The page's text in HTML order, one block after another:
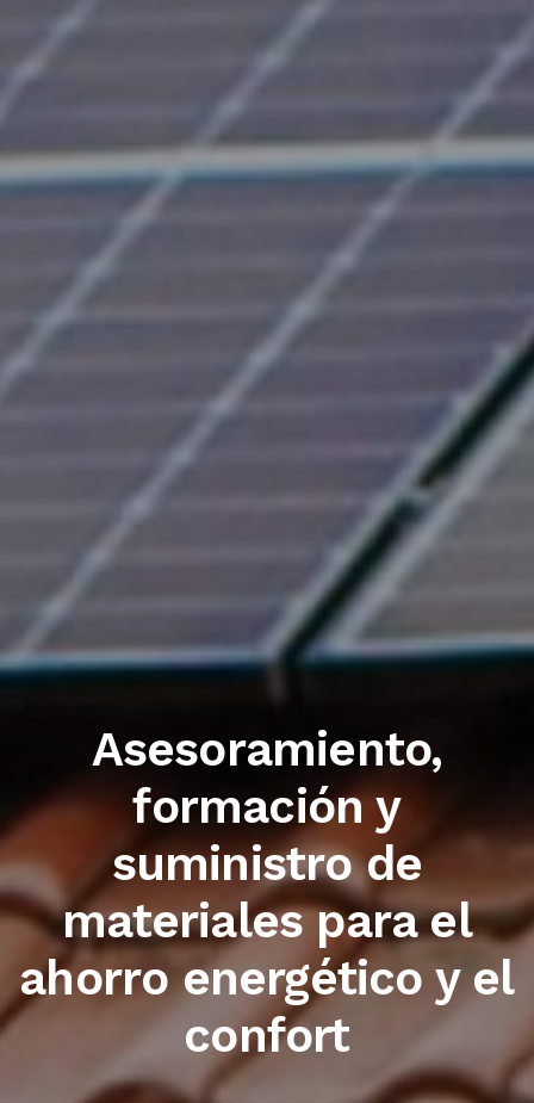
Trabajamos con las
primeras marcas del
sector